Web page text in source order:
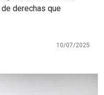
derechas que
10/07/2025